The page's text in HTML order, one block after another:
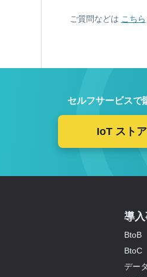
ご質問などは こちら
セルフサービスで
IoT スト
導入
BtoB
BtoC
デー